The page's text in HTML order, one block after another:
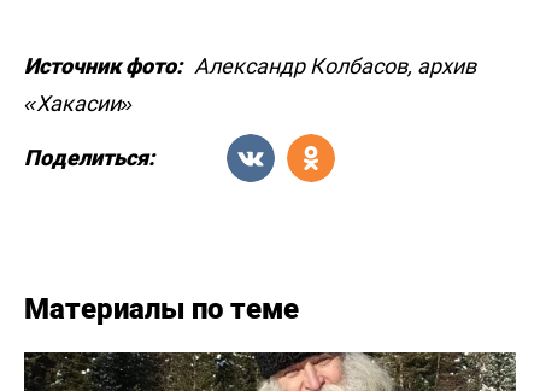
Источник фото: Александр Колбасов, архив
«Хакасии»
Поделиться:
Материалы по теме